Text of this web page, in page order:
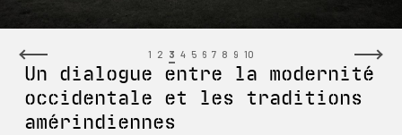
1 2 3 4 5 6 7 8 9 10
Un dialogue entre la modernité
occidentale et les traditions
amérindiennes